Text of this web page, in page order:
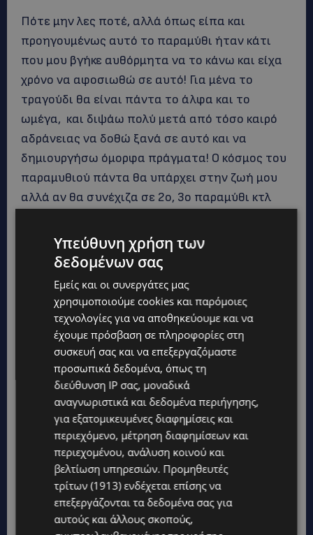
Πότε μην λες ποτέ, αλλά όπως είπα και
προηγουμένως αυτό το παραμύθι ήταν κάτι
που μου βγήκε αυθόρμητα να το κάνω και είχα
χρόνο να αφοσιωθώ σε αυτό! Για μένα το
τραγούδι θα είναι πάντα το άλφα και το
ωμέγα, και διψάω πολύ μετά από τόσο καιρό
αδράνειας να δοθώ ξανά σε αυτό και να
δημιουργήσω όμορφα πράγματα! Ο κόσμος του
παραμυθιού πάντα θα υπάρχει στην ζωή μου
αλλά αν θα συνέχιζα σε 2ο, 3ο παραμύθι κτλ
έρθει….!!
Γιατί παιδικό βιβλίο και όχι κάτι άλλο;
Γιατί η αθωότητα ενός παιδιού με εκφράζει πιο
πολύ και θεωρώ ότι χρειάζεται να δίνουμε
παραδείγματα και να πλάσουμε τους
χαρακτήρες των μικρών παιδιών με σωστά
παραδείγματα και με αγάπη! Εξάλλου δεν είμαι
η καλύτερη και η πιο έμπειρη πένα ώστε να
μπορώ να προσεγγίσω με σοβαρότητα τον
ενήλικα. Η χαρά που θα πάρει ένα παιδί που θα
ταξιδέψει με το δικό μου παραμύθι είναι πιο
σημαντική για μένα από το να με διαβάσει
ένας μεγαλύτερος!
Υπεύθυνη χρήση των
δεδομένων σας
Εμείς και οι συνεργάτες μας
χρησιμοποιούμε cookies και παρόμοιες
τεχνολογίες για να αποθηκεύουμε και να
έχουμε πρόσβαση σε πληροφορίες στη
συσκευή σας και να επεξεργαζόμαστε
προσωπικά δεδομένα, όπως τη
διεύθυνση IP σας, μοναδικά
αναγνωριστικά και δεδομένα περιήγησης,
για εξατομικευμένες διαφημίσεις και
περιεχόμενο, μέτρηση διαφημίσεων και
περιεχομένου, ανάλυση κοινού και
βελτίωση υπηρεσιών. Προμηθευτές
τρίτων (1913)ενδέχεται επίσης να
επεξεργάζονται τα δεδομένα σας για
αυτούς και άλλους σκοπούς,